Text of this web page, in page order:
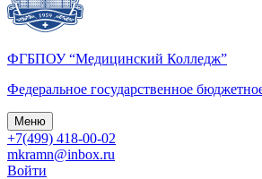
ФГБПОУ “Медицинский Колледж”
Федеральное государственное
Меню
+7(499) 418-00-02
mkramn@inbox.ru
Войти